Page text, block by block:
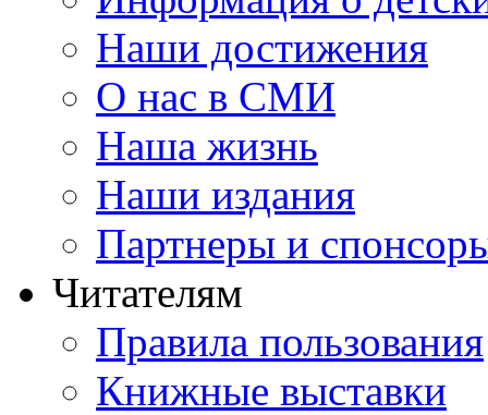
Наши достижения
О нас в СМИ
Наша жизнь
Наши издания
Партнеры и
Читателям
Правила пользования
Книжные выставки